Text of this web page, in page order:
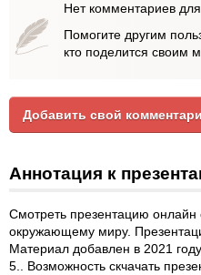
Нет комментариев
Помогите другим
кто поделится своим
Добавить свой
Аннотация к
Смотреть презентацию
окружающему миру.
Материал добавлен в 2021
5.. Возможность скчачать